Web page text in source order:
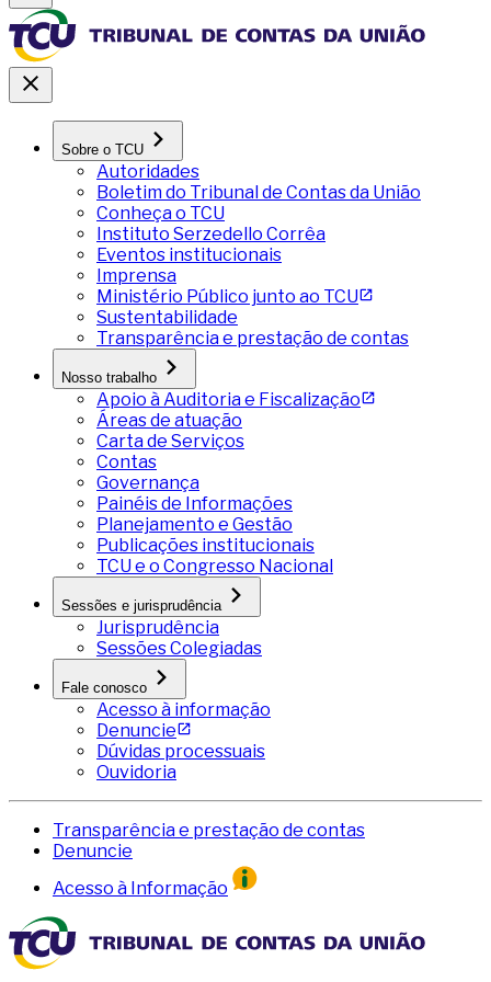
Sobre o TCU
Autoridades
Boletim do Tribunal de Contas da União
Conheça o TCU
Instituto Serzedello Corrêa
Eventos institucionais
Imprensa
Ministério Público junto ao TCU
Sustentabilidade
Transparência e prestação de contas
Nosso trabalho
Apoio à Auditoria e Fiscalização
Áreas de atuação
Carta de Serviços
Contas
Governança
Painéis de Informações
Planejamento e Gestão
Publicações institucionais
TCU e o Congresso Nacional
Sessões e jurisprudência
Jurisprudência
Sessões Colegiadas
Fale conosco
Acesso à informação
Denuncie
Dúvidas processuais
Ouvidoria
Transparência e prestação de contas
Denuncie
Acesso à Informação